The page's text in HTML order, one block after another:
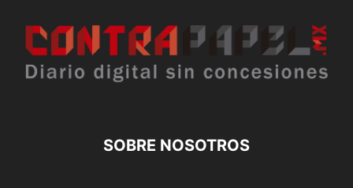
SOBRE NOSOTROS